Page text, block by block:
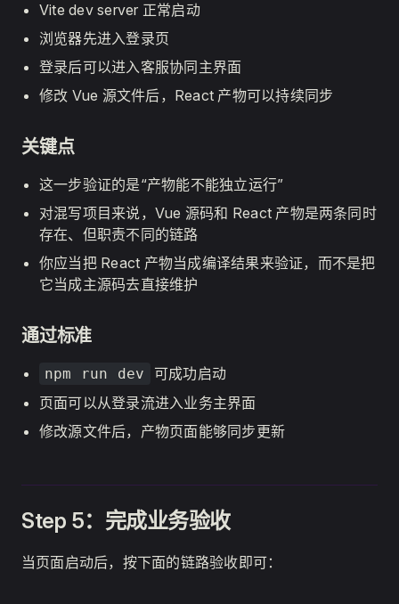
Vite dev server 正常启动
浏览器先进入登录页
登录后可以进入客服协同主界面
修改 Vue 源文件后，React 产物可以持续同步
关键点
这一步验证的是“产物能不能独立运行”
对混写项目来说，Vue 源码和 React 产物是两条同时
存在、但职责不同的链路
你应当把 React 产物当成编译结果来验证，而不是把
它当成主源码去直接维护
通过标准
npm run dev
可成功启动
页面可以从登录流进入业务主界面
修改源文件后，产物页面能够同步更新
Step 5：完成业务验收
当页面启动后，按下面的链路验收即可：